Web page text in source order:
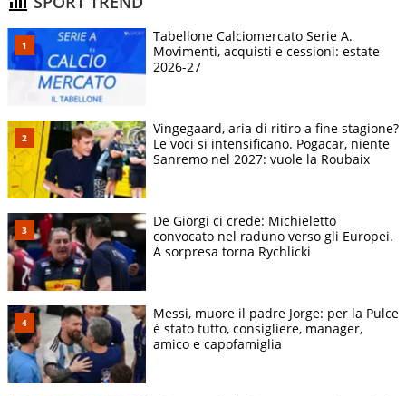
Tabellone Calciomercato Serie A.
Movimenti, acquisti e cessioni: estate
2026-27
Vingegaard, aria di ritiro a fine stagione?
Le voci si intensificano. Pogacar, niente
Sanremo nel 2027: vuole la Roubaix
De Giorgi ci crede: Michieletto
convocato nel raduno verso gli Europei.
A sorpresa torna Rychlicki
Messi, muore il padre Jorge: per la Pulce
è stato tutto, consigliere, manager,
amico e capofamiglia